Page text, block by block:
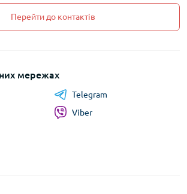
Перейти до контактів
мережах
Telegram
Viber